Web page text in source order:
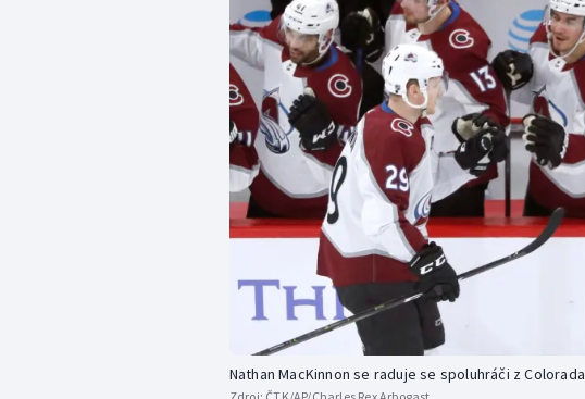
Nathan MacKinnon se raduje se spoluhráči z Colorada